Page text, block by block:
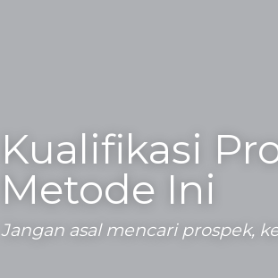
Kualifikasi
Metode Ini
Jangan asal mencari prospek,